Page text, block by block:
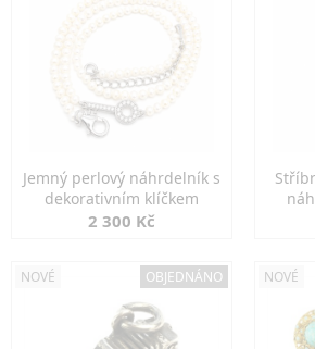
Jemný perlový náhrdelník s
dekorativním klíčkem
2 300 Kč
NOVÉ OBJEDNÁNO NOVÉ